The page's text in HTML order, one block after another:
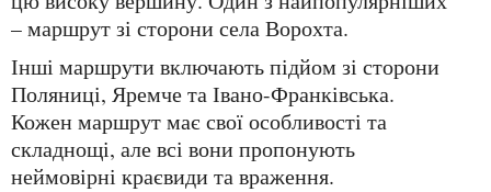
– маршрут зі сторони села Ворохта.
Інші маршрути включають підйом зі сторони
Поляниці, Яремче та Івано-Франківська.
Кожен маршрут має свої особливості та
складнощі, але всі вони пропонують
неймовірні краєвиди та враження.